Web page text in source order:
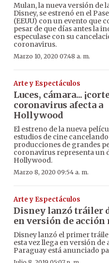
Mulan, la nueva versión de
Disney, se estrenó en el
(EEUU) con un evento que
pesar de que días antes la
especulase con su
coronavirus.
Marzo 10, 2020 07:48 a. m.
Arte y Espectáculos
Luces, cámara...
coronavirus afecta a
Hollywood
El estreno de la nueva
estudios de cine
producciones de grandes
coronavirus representa un
Hollywood.
Marzo 8, 2020 09:54 a. m.
Arte y Espectáculos
Disney lanzó tráiler
en versión de acción
Disney lanzó el primer
esta vez llega en versión de
Paraguay está anunciado